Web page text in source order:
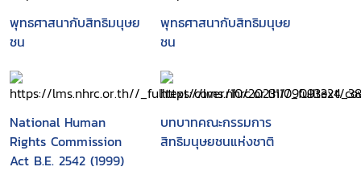
พุทธศาสนากับสิทธิมนุษย
ชน
พุทธศาสนากับสิทธิมนุษย
ชน
National Human
Rights Commission
Act B.E. 2542 (1999)
บทบาทคณะกรรมการ
สิทธิมนุษยชนแห่งชาติ